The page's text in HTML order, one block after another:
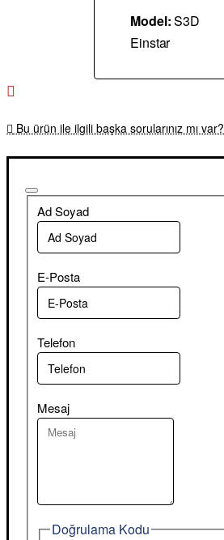
Model:S3D
Einstar
Bu ürün ile ilgili başka sorularınız mı var?
Ad Soyad
E-Posta
Telefon
Mesaj
Doğrulama Kodu